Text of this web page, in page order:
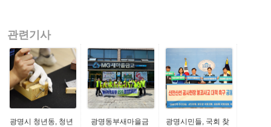
관련기사
광명시 청년동, 청년
광명동부새마을금
광명시민들, 국회 찾